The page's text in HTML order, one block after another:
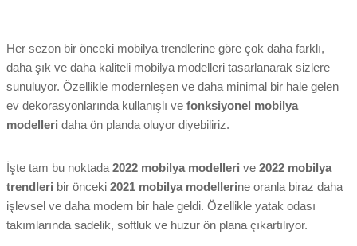
Her sezon bir önceki mobilya trendlerine göre çok daha farklı,
daha şık ve daha kaliteli mobilya modelleri tasarlanarak sizlere
sunuluyor. Özellikle modernleşen ve daha minimal bir hale gelen
ev dekorasyonlarında kullanışlı vefonksiyonel mobilya
modelleri daha ön planda oluyor diyebiliriz.
İşte tam bu noktada 2022 mobilya modelleri ve2022 mobilya
trendleri bir önceki 2021 mobilya modellerine oranla biraz daha
işlevsel ve daha modern bir hale geldi. Özellikle yatak odası
takımlarında sadelik, softluk ve huzur ön plana çıkartılıyor.